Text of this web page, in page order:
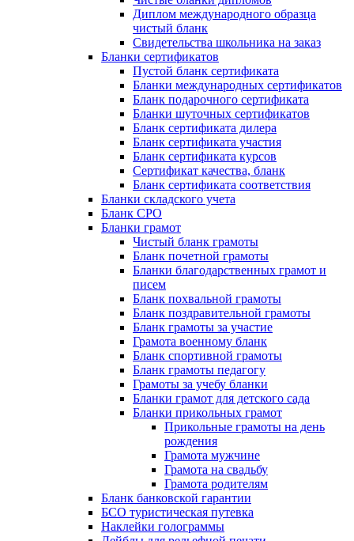
Диплом международного образца
чистый бланк
Свидетельства школьника на заказ
Бланки сертификатов
Пустой бланк сертификата
Бланки международных сертификатов
Бланк подарочного сертификата
Бланки шуточных сертификатов
Бланк сертификата дилера
Бланк сертификата участия
Бланк сертификата курсов
Сертификат качества, бланк
Бланк сертификата соответствия
Бланки складского учета
Бланк СРО
Бланки грамот
Чистый бланк грамоты
Бланк почетной грамоты
Бланки благодарственных грамот и
писем
Бланк похвальной грамоты
Бланк поздравительной грамоты
Бланк грамоты за участие
Грамота военному бланк
Бланк спортивной грамоты
Бланк грамоты педагогу
Грамоты за учебу бланки
Бланки грамот для детского сада
Бланки прикольных грамот
Прикольные грамоты на день
рождения
Грамота мужчине
Грамота на свадьбу
Грамота родителям
Бланк банковской гарантии
БСО туристическая путевка
Наклейки голограммы